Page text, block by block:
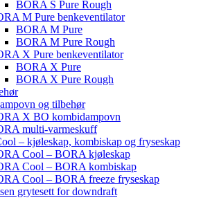
BORA S Pure Rough
M Pure benkeventilator
BORA M Pure
BORA M Pure Rough
X Pure benkeventilator
BORA X Pure
BORA X Pure Rough
og tilbehør
X BO kombidampovn
multi-varmeskuff
– kjøleskap, kombiskap og fryseskap
Cool – BORA kjøleskap
Cool – BORA kombiskap
Cool – BORA freeze fryseskap
grytesett for downdraft